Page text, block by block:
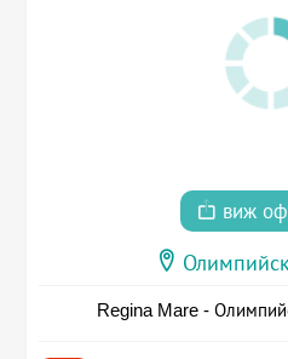
виж
Regina Mare -